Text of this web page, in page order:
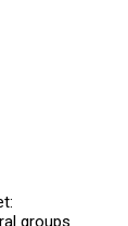
groups